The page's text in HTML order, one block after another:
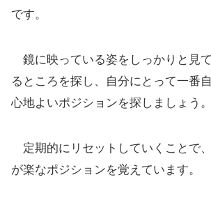
です。
鏡に映っている姿をしっかりと見
るところを探し、自分にとって一番
心地よいポジションを探しましょう。
定期的にリセットしていくことで
が楽なポジションを覚えています。